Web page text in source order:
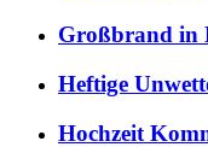
Großbrand in
Heftige
Hochzeit